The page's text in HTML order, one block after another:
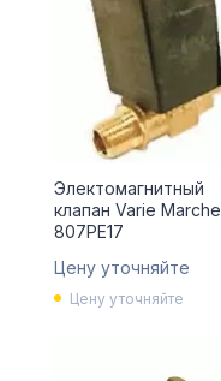
Электомагнитный
клапан Varie Marche
807PE17
Цену уточняйте
Цену уточняйте